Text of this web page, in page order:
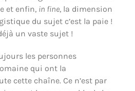
et enfin, in fine, la dimension
du sujet c’est la paie !
un vaste sujet !
les personnes
qui ont la
cette chaîne. Ce n’est par